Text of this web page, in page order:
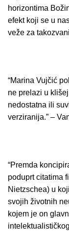
horizontima
efekt koji se u
veže za
“Marina Vujčić
ne prelazi u
nedostatna ili
verziranija.” –
“Premda
poduprt citatima
Nietzschea) u
svojih životnih
kojem je on